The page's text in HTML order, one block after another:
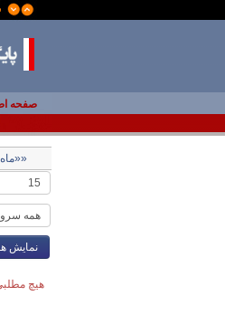
صفحه
نمایش
هیچ